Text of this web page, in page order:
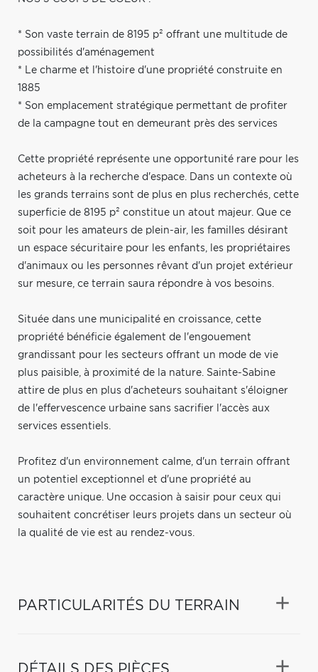
* Son vaste terrain de 8195 p² offrant une multitude de
possibilités d'aménagement
* Le charme et l'histoire d'une propriété construite en
1885
* Son emplacement stratégique permettant de profiter
de la campagne tout en demeurant près des services
Cette propriété représente une opportunité rare pour les
acheteurs à la recherche d'espace. Dans un contexte où
les grands terrains sont de plus en plus recherchés, cette
superficie de 8195 p² constitue un atout majeur. Que ce
soit pour les amateurs de plein-air, les familles désirant
un espace sécuritaire pour les enfants, les propriétaires
d'animaux ou les personnes rêvant d'un projet extérieur
sur mesure, ce terrain saura répondre à vos besoins.
Située dans une municipalité en croissance, cette
propriété bénéficie également de l'engouement
grandissant pour les secteurs offrant un mode de vie
plus paisible, à proximité de la nature. Sainte-Sabine
attire de plus en plus d'acheteurs souhaitant s'éloigner
de l'effervescence urbaine sans sacrifier l'accès aux
services essentiels.
Profitez d'un environnement calme, d'un terrain offrant
un potentiel exceptionnel et d'une propriété au
caractère unique. Une occasion à saisir pour ceux qui
souhaitent concrétiser leurs projets dans un secteur où
la qualité de vie est au rendez-vous.
PARTICULARITÉS DU TERRAIN
DÉTAILS DES PIÈCES